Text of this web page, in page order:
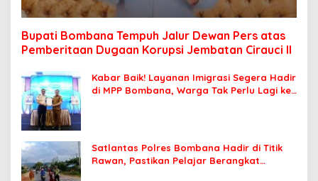
Bupati Bombana Tempuh Jalur Dewan Pers atas
Pemberitaan Dugaan Korupsi Jembatan Cirauci II
Kabar Baik! Layanan Imigrasi Segera Hadir
di MPP Bombana, Warga Tak Perlu Lagi ke
Satlantas Polres Bombana Hadir di Titik
Rawan, Pastikan Pelajar Berangkat